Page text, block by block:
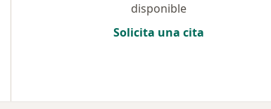
disponible
Solicita una cita